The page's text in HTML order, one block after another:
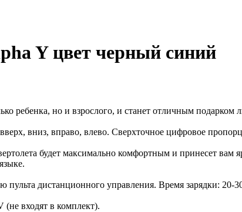
Y цвет черный синий
ребенка, но и взрослого, и станет отличным
вниз, вправо, влево. Сверхточное цифровое
будет максимально комфортным и принесет вам
пульта дистанционного управления. Время зарядки:
входят в комплект).